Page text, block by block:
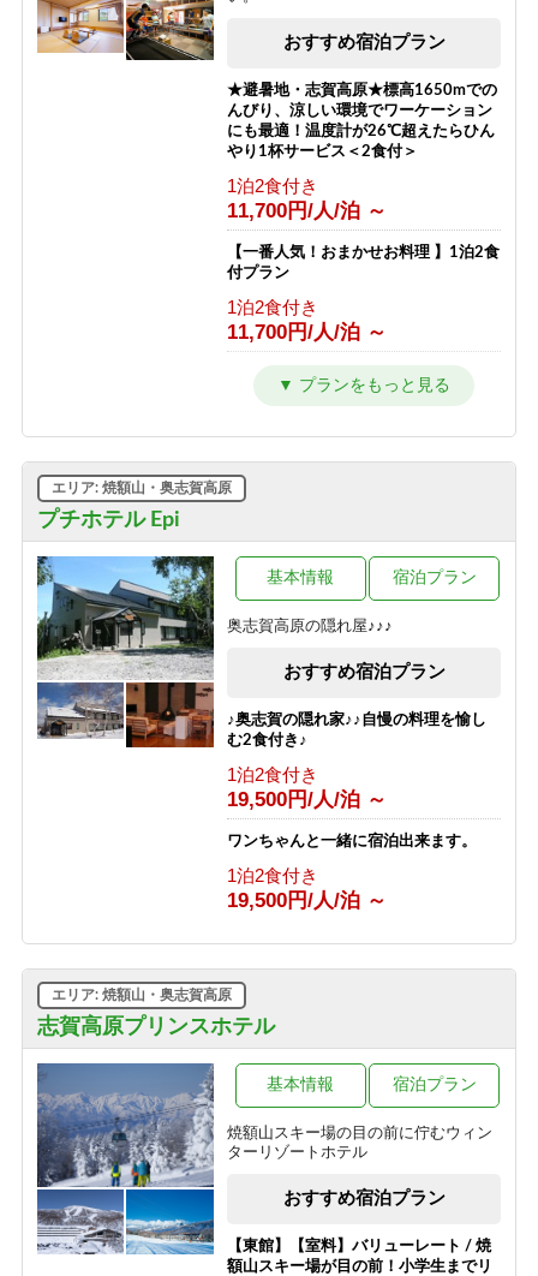
おすすめ宿泊プラン
★避暑地・志賀高原★標高1650mでの
んびり、涼しい環境でワーケーション
にも最適！温度計が26℃超えたらひん
やり1杯サービス＜2食付＞
1泊2食付き
11,700円/人/泊 ～
【一番人気！おまかせお料理 】1泊2食
付プラン
1泊2食付き
11,700円/人/泊 ～
【シンプルステイ】素泊まりプラン
6,700円/人/泊 ～
【朝はゆったり寝たい方向け】1泊夕
食付プラン
10,700円/人/泊 ～
【夜は観光を楽しみたい方向け】1泊
朝食付プラン
8,200円/人/泊 ～
【1泊2食付き】大自然の中のサウナを
満喫♪幸の湯のテントサウナ90分＆オ
1泊2食付き
13,700円/人/泊 ～
お得な連泊プラン（1泊2食付き）
1泊2食付き
10,530円/人/泊 ～
【グリーンシーズン限定】3泊以上の
お得な連泊プラン（食事なし）
素泊まり
6,030円/人/泊 ～
【スポーツ選手を応援する宿 幸の湯】
志賀高原100（志賀高原マウンテント
レイル）参加者応援プラン
8,500円/人/泊 ～
プチホテル Epi
エリア: 焼額山・奥志賀高原
奥志賀高原の隠れ屋♪♪♪
基本情報 宿泊プラン
おすすめ宿泊プラン
♪奥志賀の隠れ家♪♪自慢の料理を愉し
む2食付き♪
1泊2食付き
19,500円/人/泊 ～
ワンちゃんと一緒に宿泊出来ます。
1泊2食付き
19,500円/人/泊 ～
志賀高原プリンスホテル
エリア: 焼額山・奥志賀高原
焼額山スキー場の目の前に佇むウィン
ターリゾートホテル
基本情報 宿泊プラン
おすすめ宿泊プラン
【東館】【室料】バリューレート / 焼
額山スキー場が目の前！小学生までリ